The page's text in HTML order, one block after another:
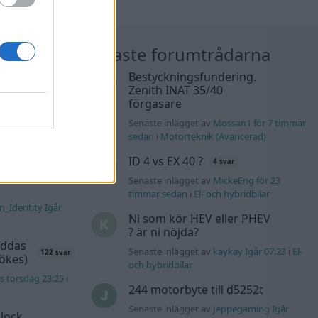
+
900 svar
v6
Igår
122 svar
torsdag 23:25i
Nyaste forumtrådarna
Bestyckningsfundering.
Zenith INAT 35/40
förgasare
Senaste inlägget av Mossan1 för 7 timmar
sedan i Motorteknik (Avancerad)
ID 4 vs EX 40 ? 4 svar
Senaste inlägget av MickeEng för 23
timmar sedan i El- och hybridbilar
Ni som kör HEV eller PHEV
? är ni nöjda?
Senaste inlägget av kaykay Igår 07:23i El-
och hybridbilar
244 motorbyte till d5252t
Senaste inlägget av Jeppegaming Igår